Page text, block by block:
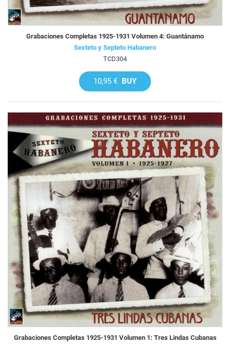
Grabaciones Completas 1925-1931 Volumen 4: Guantánamo
Sexteto y Septeto Habanero
TCD304
10,95 € BUY
Grabaciones Completas 1925-1931 Volumen 1: Tres Lindas Cubanas